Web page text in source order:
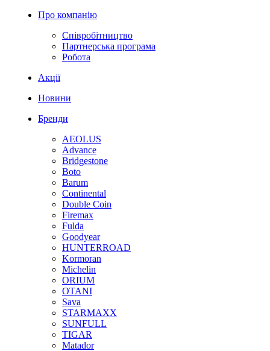
Про компанію
Співробітництво
Партнерська програма
Робота
Акції
Новини
Бренди
AEOLUS
Advance
Bridgestone
Boto
Barum
Continental
Double Coin
Firemax
Fulda
Goodyear
HUNTERROAD
Kormoran
Michelin
ORIUM
OTANI
Sava
STARMAXX
SUNFULL
TIGAR
Мatador